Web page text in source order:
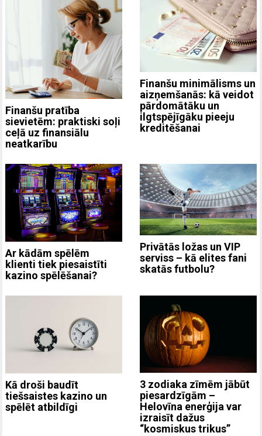
Finanšu pratība
sievietēm: praktiski soļi
ceļā uz finansiālu
neatkarību
Finanšu minimālisms un
aizņemšanās: kā veidot
pārdomātāku un
ilgtspējīgāku pieeju
kreditēšanai
Ar kādām spēlēm
klienti tiek piesaistīti
kazino spēlēšanai?
Privātās ložas un VIP
serviss – kā elites fani
skatās futbolu?
Kā droši baudīt
tiešsaistes kazino un
spēlēt atbildīgi
3 zodiaka zīmēm jābūt
piesardzīgām –
Helovīna enerģija var
izraisīt dažus
“kosmiskus trikus”